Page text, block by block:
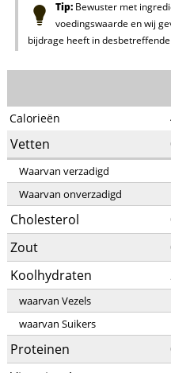
Tip:Bewuster met
voedingswaarde en wij
bijdrage heeft in
Calorieën
Vetten
Waarvan verzadigd
Waarvan onverzadigd
Cholesterol
Zout
Koolhydraten
waarvan Vezels
waarvan Suikers
Proteinen